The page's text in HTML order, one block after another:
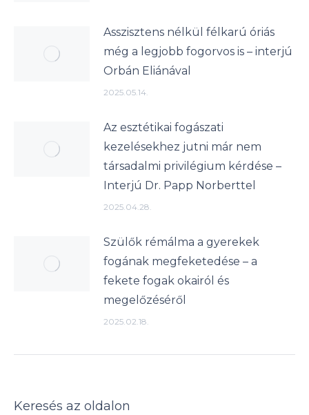
Asszisztens nélkül félkarú óriás
még a legjobb fogorvos is – interjú
Orbán Eliánával
2025.05.14.
Az esztétikai fogászati
kezelésekhez jutni már nem
társadalmi privilégium kérdése –
Interjú Dr. Papp Norberttel
2025.04.28.
Szülők rémálma a gyerekek
fogának megfeketedése – a
fekete fogak okairól és
megelőzéséről
2025.02.18.
Keresés az oldalon